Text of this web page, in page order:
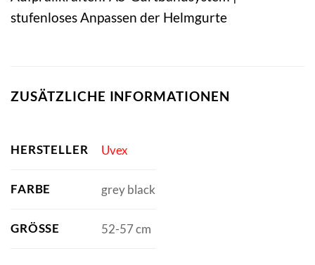
stufenloses Anpassen der Helmgurte
ZUSÄTZLICHE INFORMATIONEN
HERSTELLER Uvex
FARBE grey black
GRÖSSE 52-57 cm